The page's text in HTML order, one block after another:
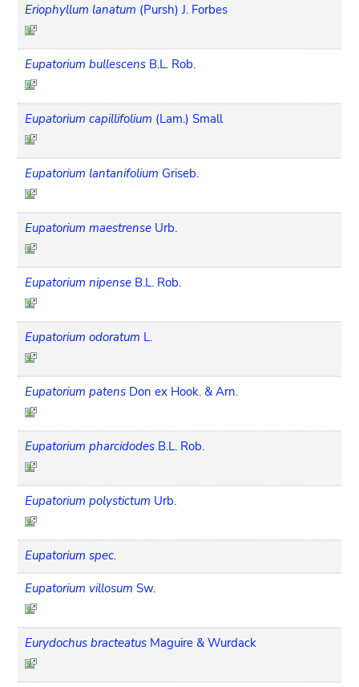
Eriophyllum lanatum (Pursh) J. Forbes
Eupatorium bullescens B.L. Rob.
Eupatorium capillifolium (Lam.) Small
Eupatorium lantanifolium Griseb.
Eupatorium maestrense Urb.
Eupatorium nipense B.L. Rob.
Eupatorium odoratum L.
Eupatorium patens Don ex Hook. & Arn.
Eupatorium pharcidodes B.L. Rob.
Eupatorium polystictum Urb.
Eupatorium spec.
Eupatorium villosum Sw.
Eurydochus bracteatus Maguire & Wurdack